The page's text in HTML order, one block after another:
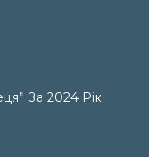
За 2024 Рік